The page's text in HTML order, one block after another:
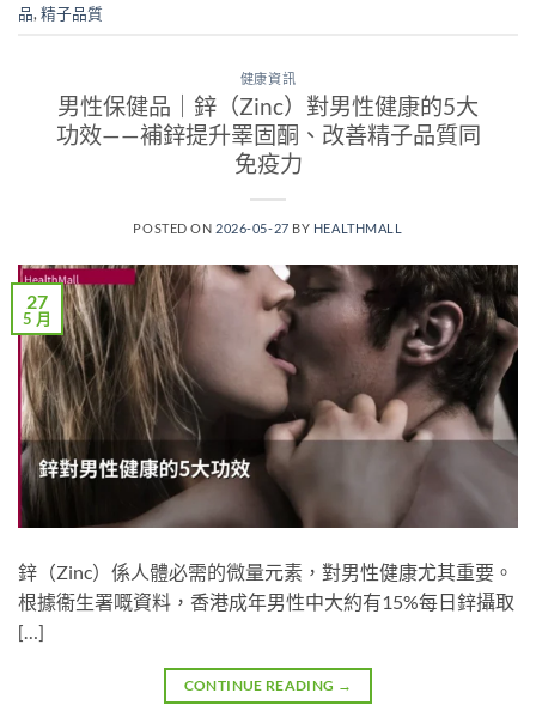
品, 精子品質
健康資訊
男性保健品｜鋅（Zinc）對男性健康的5大
功效——補鋅提升睪固酮、改善精子品質同
免疫力
POSTED ON 2026-05-27 BY HEALTHMALL
27
5 月
鋅（Zinc）係人體必需的微量元素，對男性健康尤其重要。
根據衞生署嘅資料，香港成年男性中大約有15%每日鋅攝取
[…]
CONTINUE READING →